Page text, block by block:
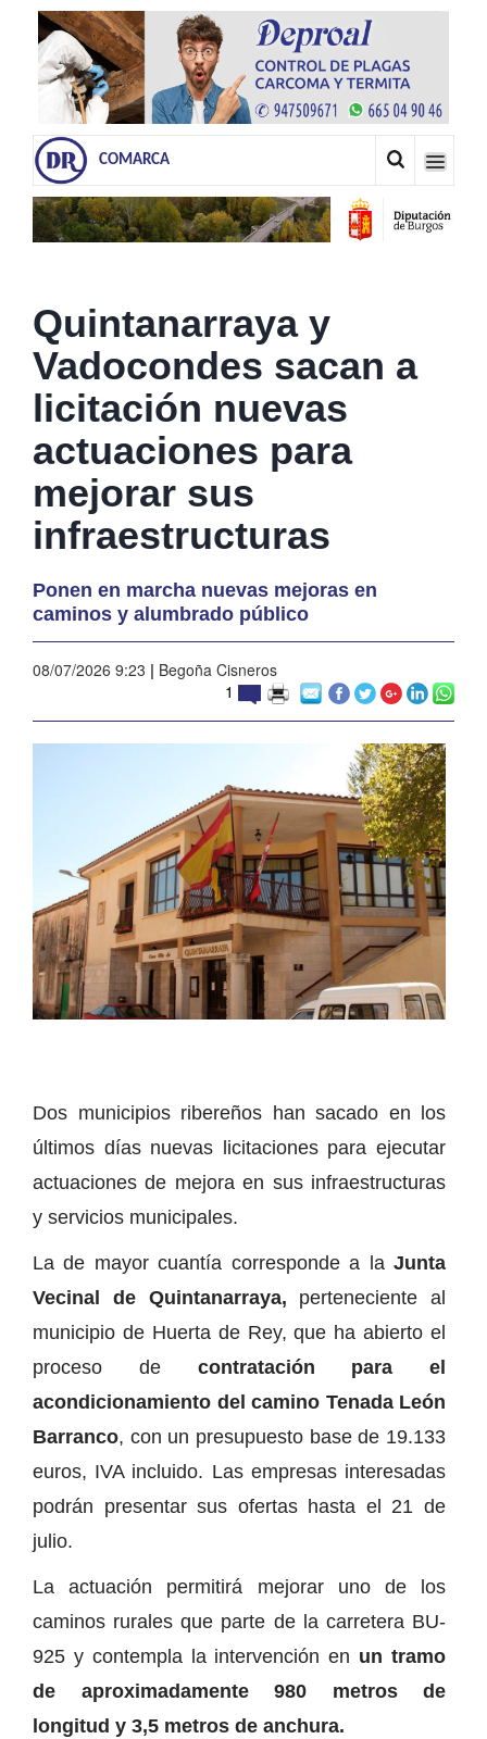
COMARCA
Quintanarraya y
Vadocondes sacan a
licitación nuevas
actuaciones para
mejorar sus
infraestructuras
Ponen en marcha nuevas mejoras en
caminos y alumbrado público
08/07/2026 9:23 | Begoña Cisneros
1
Dos municipios ribereños han sacado en los
últimos días nuevas licitaciones para ejecutar
actuaciones de mejora en sus infraestructuras
y servicios municipales.
La de mayor cuantía corresponde a la Junta
Vecinal de Quintanarraya, perteneciente al
municipio de Huerta de Rey, que ha abierto el
proceso decontratación para el
acondicionamiento del camino Tenada León
Barranco, con un presupuesto base de 19.133
euros, IVA incluido. Las empresas interesadas
podrán presentar sus ofertas hasta el 21 de
julio.
La actuación permitirá mejorar uno de los
caminos rurales que parte de la carretera BU-
925 y contempla la intervención en un tramo
de aproximadamente 980 metros de
longitud y 3,5 metros de anchura.